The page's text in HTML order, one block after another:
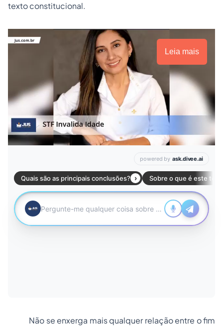
texto constitucional.
Leia mais
Não se enxerga mais qualquer relação entre o fim